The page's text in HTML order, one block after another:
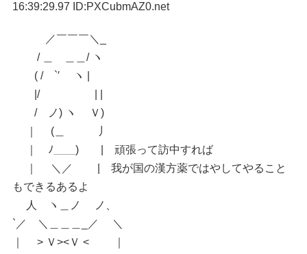
16:39:29.97 ID:PXCubmAZ0.net
／￣￣￣＼_
/ ＿ ＿＿/ ヽ
( / `′ ヽ |
|/ | |
/ ノ) ヽ Ｖ)
｜ (＿ 丿
｜ ﾉ＿＿) | 頑張って訪中すれば
｜ ＼／ | 我が国の漢方薬ではやしてやること
もできるあるよ
人 ヽ＿ノ ノ、
`／ ＼＿＿＿_／ ＼
｜ > Ｖ><Ｖ < ｜